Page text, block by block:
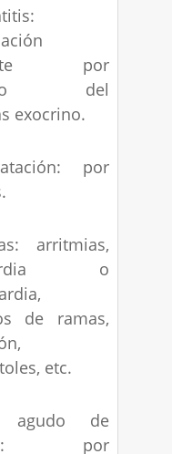
por
del
exocrino.
por
arritmias,
o
de ramas,
etc.
agudo de
por